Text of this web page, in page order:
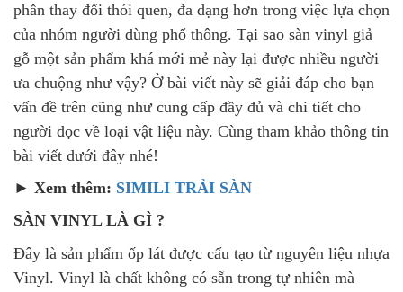
phần thay đổi thói quen, đa dạng hơn trong việc lựa chọn
của nhóm người dùng phổ thông. Tại sao sàn vinyl giả
gỗ một sản phẩm khá mới mẻ này lại được nhiều người
ưa chuộng như vậy? Ở bài viết này sẽ giải đáp cho bạn
vấn đề trên cũng như cung cấp đầy đủ và chi tiết cho
người đọc về loại vật liệu này. Cùng tham khảo thông tin
bài viết dưới đây nhé!
► Xem thêm: SIMILI TRẢI SÀN
SÀN VINYL LÀ GÌ ?
Đây là sản phẩm ốp lát được cấu tạo từ nguyên liệu nhựa
Vinyl. Vinyl là chất không có sẵn trong tự nhiên mà